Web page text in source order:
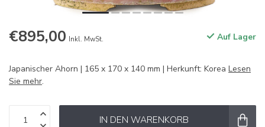
€895,00 Inkl. MwSt. Auf Lager
Japanischer Ahorn | 165 x 170 x 140 mm | Herkunft: Korea Lesen
Sie mehr.
IN DEN WARENKORB